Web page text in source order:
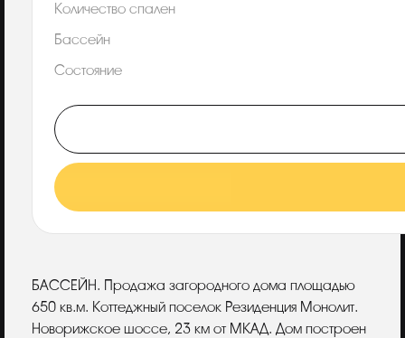
Количество спален
Бассейн
Состояние
Описание
БАССЕЙН. Продажа загородного дома площадью
650 кв.м. Коттеджный поселок Резиденция Монолит.
Новорижское шоссе, 23 км от МКАД. Дом построен